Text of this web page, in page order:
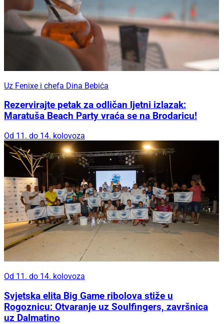
Uz Fenixe i chefa Dina Bebića
Rezervirajte petak za odličan ljetni izlazak:
Maratuša Beach Party vraća se na Brodaricu!
Od 11. do 14. kolovoza
Od 11. do 14. kolovoza
Svjetska elita Big Game ribolova stiže u
Rogoznicu: Otvaranje uz Soulfingers, završnica
uz Dalmatino